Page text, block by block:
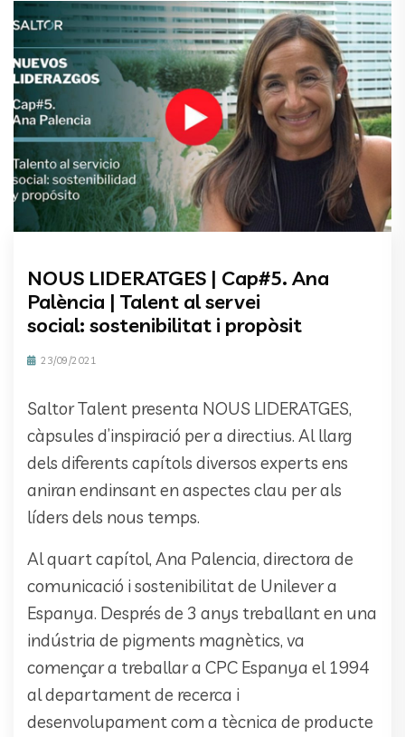
NOUS LIDERATGES | Cap#5. Ana
Palència | Talent al servei
social: sostenibilitat i propòsit
23/09/2021
Saltor Talent presenta NOUS LIDERATGES,
càpsules d’inspiració per a directius. Al llarg
dels diferents capítols diversos experts ens
aniran endinsant en aspectes clau per als
líders dels nous temps.
Al quart capítol, Ana Palencia, directora de
comunicació i sostenibilitat de Unilever a
Espanya. Després de 3 anys treballant en una
indústria de pigments magnètics, va
començar a treballar a CPC Espanya el 1994
al departament de recerca i
desenvolupament com a tècnica de producte